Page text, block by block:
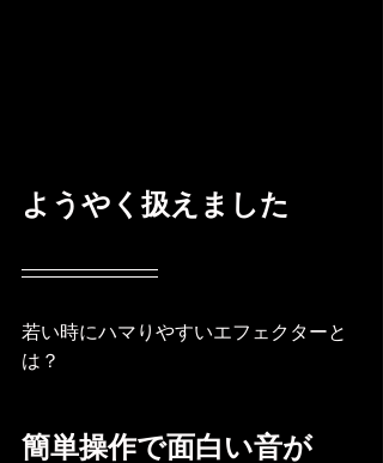
ようやく扱えました
若い時にハマりやすいエフェクターと
は？
簡単操作で面白い音が